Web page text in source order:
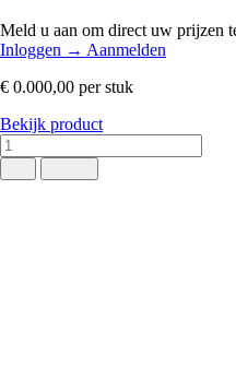
Meld u aan om direct uw prijzen
Inloggen → Aanmelden
€ 0.000,00 per stuk
Bekijk product